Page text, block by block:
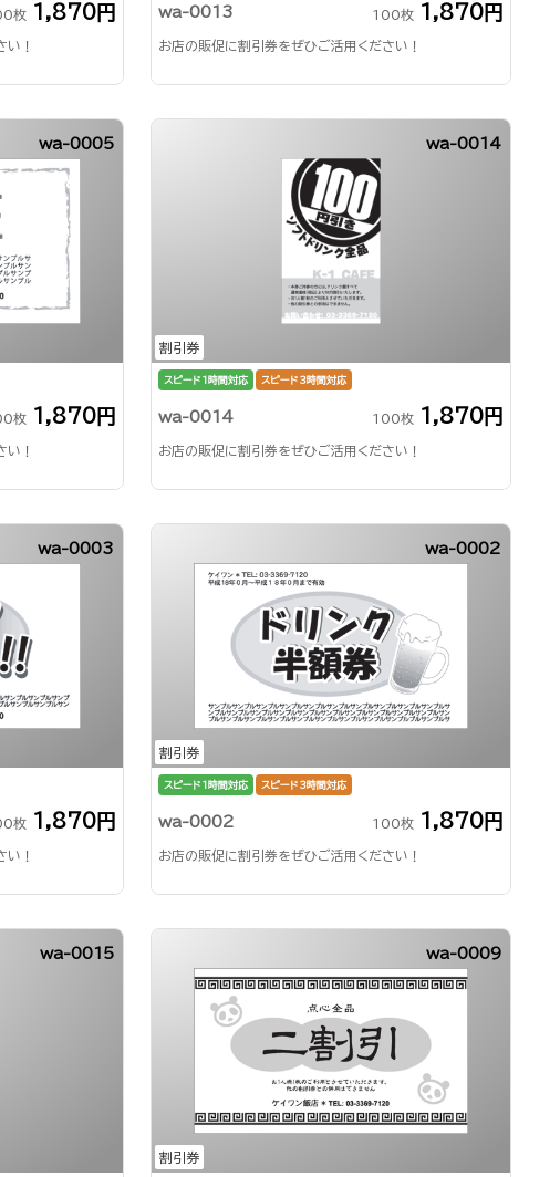
枚 1,870円
い！
wa-0013 100枚 1,870円
お店の販促に割引券をぜひご活用ください！
wa-0005
枚 1,870円
い！
割引券
wa-0014
スピード1時間対応 スピード3時間対応
wa-0014 100枚 1,870円
お店の販促に割引券をぜひご活用ください！
wa-0003
枚 1,870円
い！
割引券
wa-0002
スピード1時間対応 スピード3時間対応
wa-0002 100枚 1,870円
お店の販促に割引券をぜひご活用ください！
wa-0015
割引券
wa-0009